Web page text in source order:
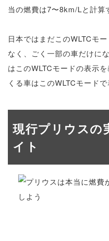
当の燃費は7〜8km/Lと計算
日本ではまだこのWLTCモ
なく、ごく一部の車だけに
はこのWLTCモードの表示
くる車はこのWLTCモード
現行プリウスの
イト